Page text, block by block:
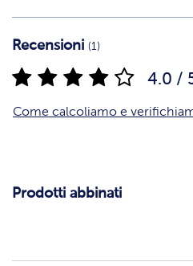
Recensioni (1)
4.0 /
Come calcoliamo e
Prodotti abbinati